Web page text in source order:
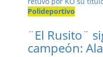
Polideportivo
¨El Rusito¨
campeón: